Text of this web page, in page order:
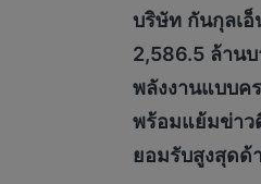
บริษัท กันกุลเอ็
2,586.5 ล้านบ
พลังงานแบบค
พร้อมแย้มข่าว
ยอมรับสูงสุดด้